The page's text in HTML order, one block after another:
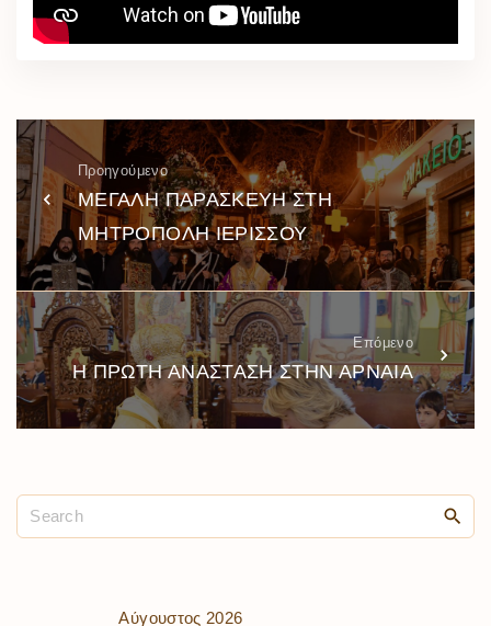
Προηγούμενο
ΜΕΓΑΛΗ ΠΑΡΑΣΚΕΥΗ ΣΤΗ
ΜΗΤΡΟΠΟΛΗ ΙΕΡΙΣΣΟΥ
Επόμενο
Η ΠΡΩΤΗ ΑΝΑΣΤΑΣΗ ΣΤΗΝ ΑΡΝΑΙΑ
Αύγουστος 2026